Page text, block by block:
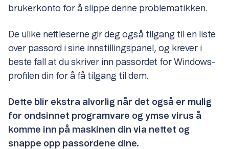
brukerkonto for å slippe denne problematikken.
De ulike nettleserne gir deg også tilgang til en liste
over passord i sine innstillingspanel, og krever i
beste fall at du skriver inn passordet for Windows-
profilen din for å få tilgang til dem.
Dette blir ekstra alvorlig når det også er mulig
for ondsinnet programvare og ymse virus å
komme inn på maskinen din via nettet og
snappe opp passordene dine.